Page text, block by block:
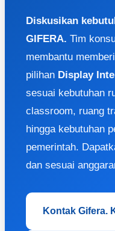
Diskusikan
GIFERA. Tim
membantu
pilihan Display
sesuai kebutuhan
classroom, ruang
hingga kebutuhan
pemerintah.
dan sesuai
Kontak Gifera.